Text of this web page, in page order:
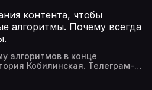
@v.kobilinskayaИнстаграм:
v.kobilinskaya/ Дзен:
контента, чтобы
алгоритмы. Почему всегда
алгоритмов в конце
Кобилинская. Телеграм-
ВК: